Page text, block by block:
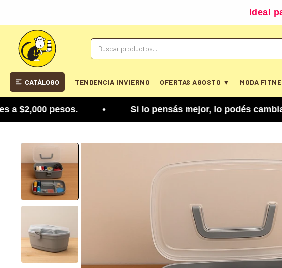
Ideal
CATÁLOGO TENDENCIA INVIERNO OFERTAS AGOSTO ▼ MODA
pesos. • Si lo pensás mejor, lo podés cambiar.